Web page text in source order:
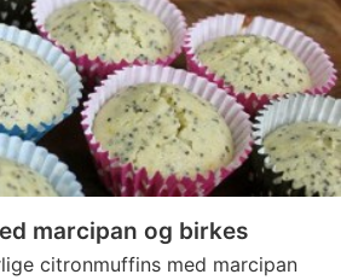
marcipan og birkes
citronmuffins med marcipan